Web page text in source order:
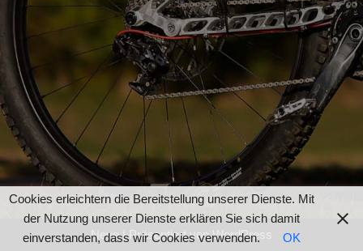
Neve| Präsentiert vonWordPress
Cookies erleichtern die Bereitstellung unserer Dienste. Mit
der Nutzung unserer Dienste erklären Sie sich damit
einverstanden, dass wir Cookies verwenden.
OK